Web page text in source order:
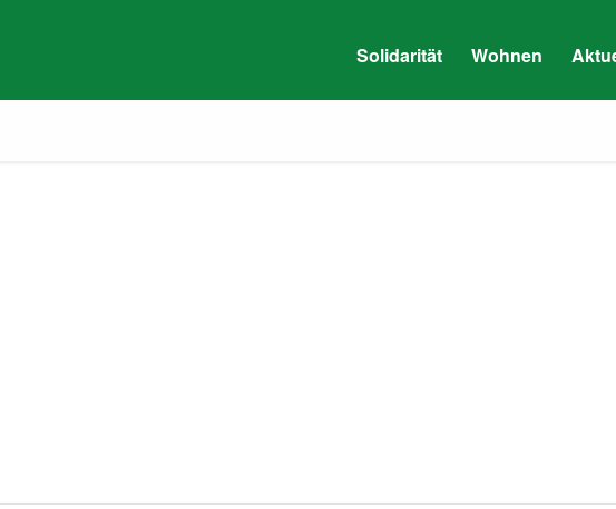
Solidarität Wohnen